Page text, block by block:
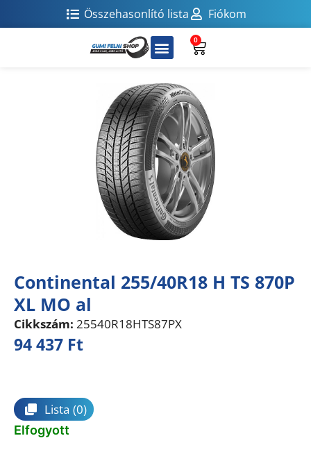
Összehasonlító lista Fiókom
0
Continental 255/40R18 H TS 870P
XL MO al
Cikkszám: 25540R18HTS87PX
94 437 Ft
Lista (0)
Elfogyott